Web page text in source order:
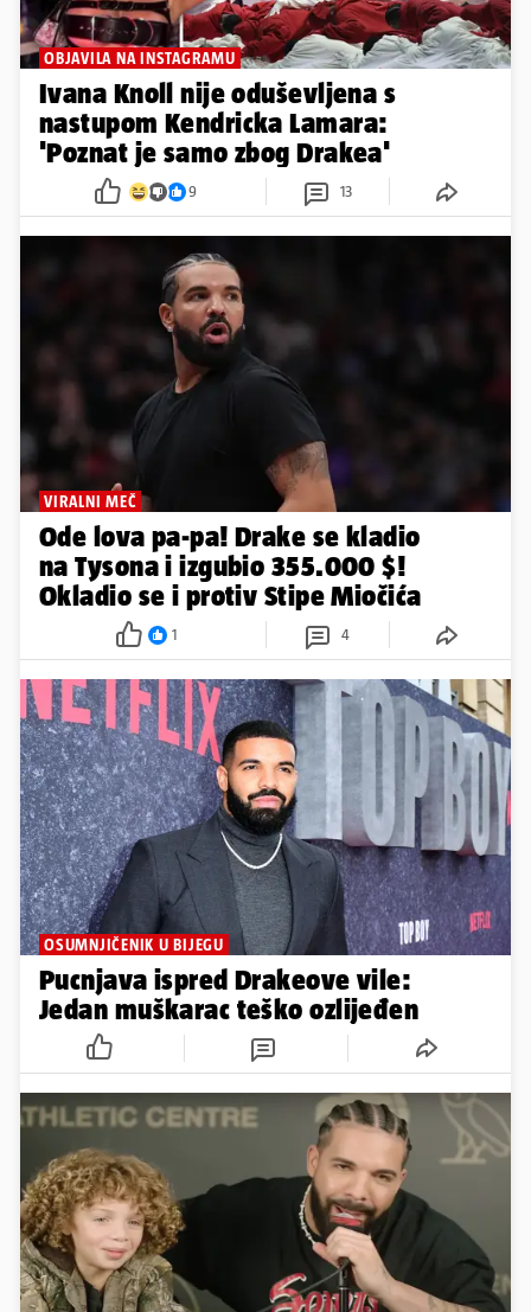
OBJAVILA NA INSTAGRAMU
Ivana Knoll nije oduševljena s
nastupom Kendricka Lamara:
'Poznat je samo zbog Drakea'
9 13
VIRALNI MEČ
Ode lova pa-pa! Drake se kladio
na Tysona i izgubio 355.000 $!
Okladio se i protiv Stipe Miočića
1 4
OSUMNJIČENIK U BIJEGU
Pucnjava ispred Drakeove vile:
Jedan muškarac teško ozlijeđen